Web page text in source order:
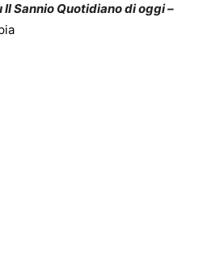
Il Sannio Quotidiano di oggi –